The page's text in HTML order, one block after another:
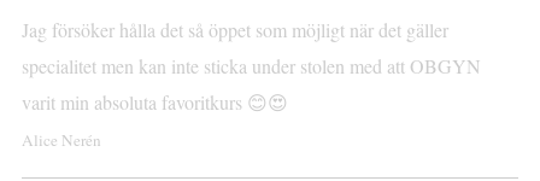
Jag försöker hålla det så öppet som möjligt när det gäller
specialitet men kan inte sticka under stolen med att OBGYN
varit min absoluta favoritkurs 😊😍
Alice Nerén